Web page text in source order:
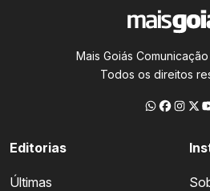
Mais Goiás
Todos os direitos
Editorias
Últimas